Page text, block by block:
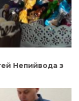
Непийвода з